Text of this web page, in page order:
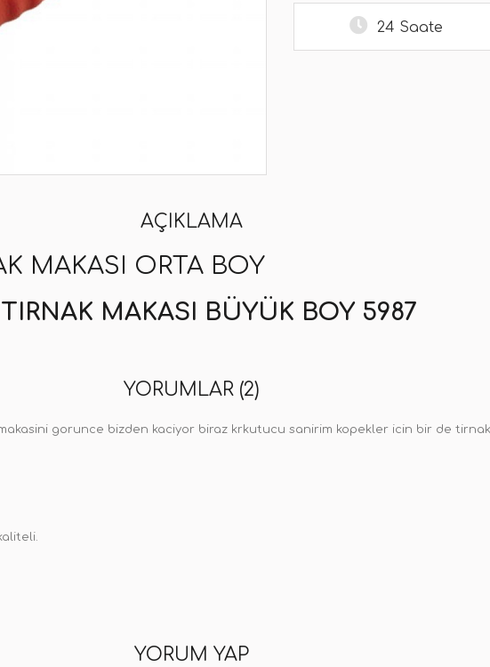
24 Saate
AÇIKLAMA
MAKASI ORTA BOY
MAKASI BÜYÜK BOY 5987
YORUMLAR (2)
gorunce bizden kaciyor biraz krkutucu sanirim kopekler icin bir de
YORUM YAP